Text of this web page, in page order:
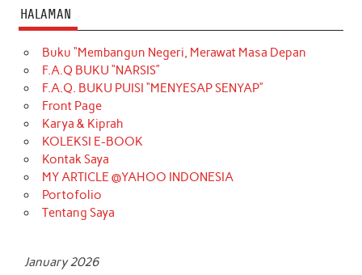
HALAMAN
Buku “Membangun Negeri, Merawat Masa Depan
F.A.Q BUKU “NARSIS”
F.A.Q. BUKU PUISI “MENYESAP SENYAP”
Front Page
Karya & Kiprah
KOLEKSI E-BOOK
Kontak Saya
MY ARTICLE @YAHOO INDONESIA
Portofolio
Tentang Saya
January 2026